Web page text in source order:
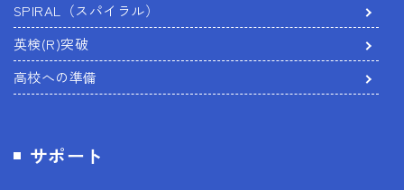
SPIRAL（スパイラル）
英検(R)突破
高校への準備
サポート